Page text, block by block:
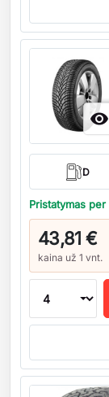

D
Pristatymas
43,81 €
kaina už 1 vnt.
Kiekis
Kiekis